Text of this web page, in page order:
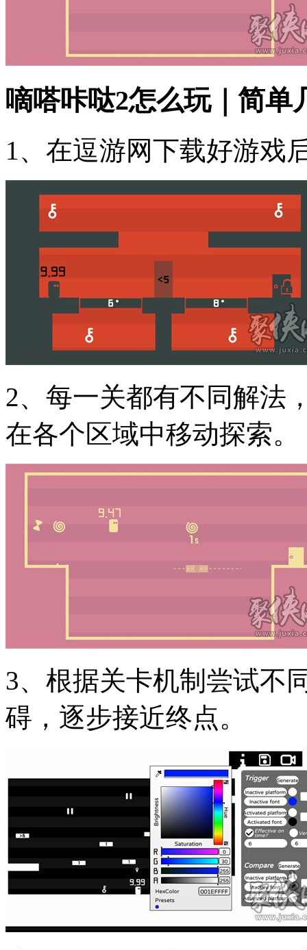
嘀嗒咔哒2怎么玩｜简单
1、在逗游网下载好游戏
2、每一关都有不同解法
在各个区域中移动探索。
3、根据关卡机制尝试不
碍，逐步接近终点。